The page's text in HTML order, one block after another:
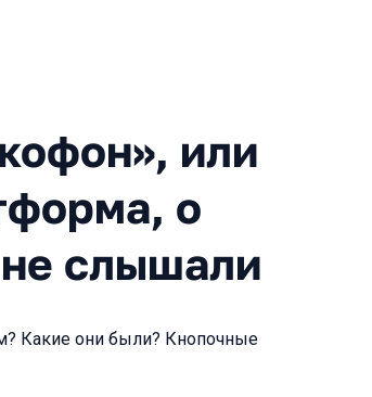
или Самая
или
о
слышали
Какие они были? Кнопочные